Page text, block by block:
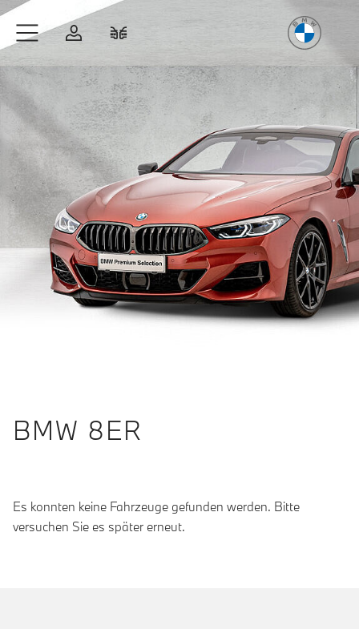
Zum Hauptinhalt springen
Anmelden
BMW 8ER
Es konnten keine Fahrzeuge gefunden werden. Bitte
versuchen Sie es später erneut.